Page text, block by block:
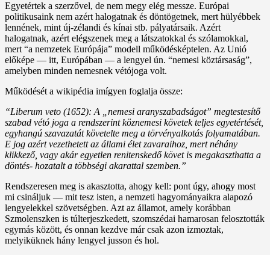
Egyetértek a szerzővel, de nem megy elég messze. Európai
politikusaink nem azért halogatnak és döntögetnek, mert hülyébbek
lennének, mint új-zélandi és kínai stb. pályatársaik. Azért
halogatnak, azért elégszenek meg a látszatokkal és szólamokkal,
mert “a nemzetek Európája” modell működésképtelen. Az Unió
előképe — itt, Európában — a lengyel ún. “nemesi köztársaság”,
amelyben minden nemesnek vétójoga volt.
Működését a wikipédia imígyen foglalja össze:
“Liberum veto (1652): A „nemesi aranyszabadságot” megtestesítő
szabad vétó joga a rendszerint köznemesi követek teljes egyetértését,
egyhangú szavazatát követelte meg a törvényalkotás folyamatában.
E jog azért vezethetett az állami élet zavaraihoz, mert néhány
klikkező, vagy akár egyetlen renitenskedő követ is megakaszthatta a
döntés- hozatalt a többségi akarattal szemben.”
Rendszeresen meg is akasztotta, ahogy kell: pont úgy, ahogy most
mi csináljuk — mit tesz isten, a nemzeti hagyományaikra alapozó
lengyelekkel szövetségben. Azt az államot, amely korábban
Szmolenszken is túlterjeszkedett, szomszédai hamarosan felosztották
egymás között, és onnan kezdve már csak azon izmoztak,
melyiküknek hány lengyel jusson és hol.